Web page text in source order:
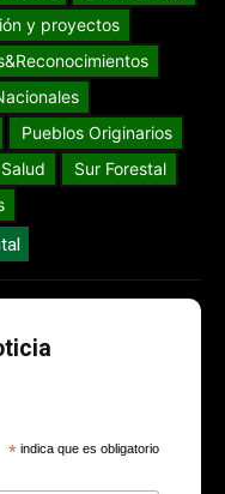
y proyectos
Pueblos Originarios
Salud
Sur Forestal
* indica que es obligatorio